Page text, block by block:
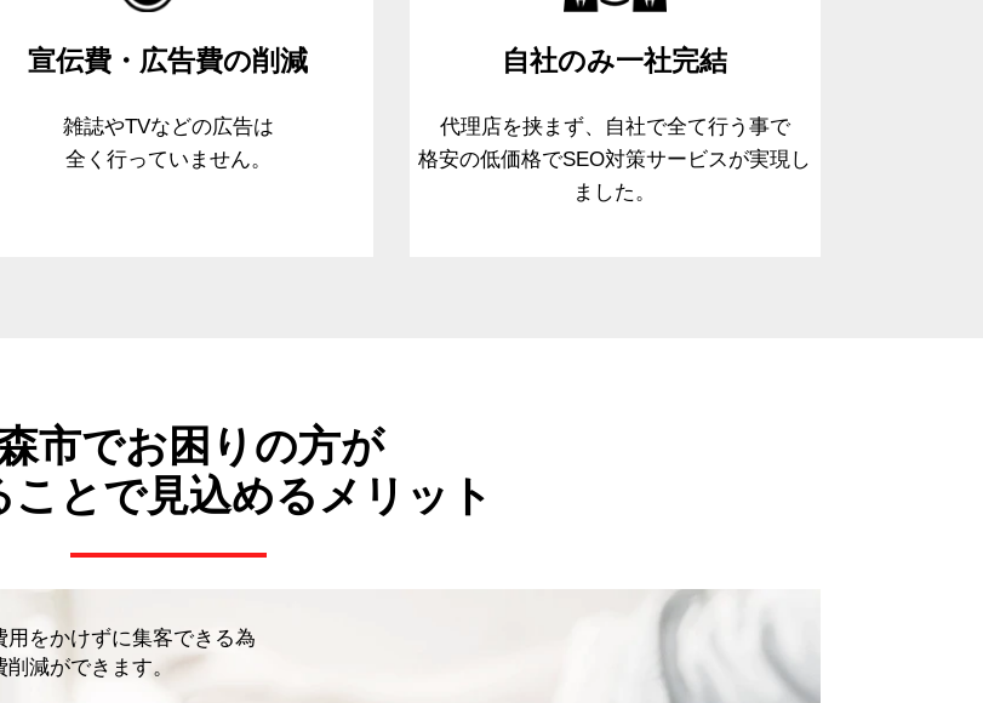
宣伝費・広告費の削減
雑誌やTVなどの広告は
全く行っていません。
自社のみ一社完結
代理店を挟まず、自社で全て行う事で
格安の低価格でSEO対策サービスが実現し
ました。
市でお困りの方が
ことで見込めるメリット
用をかけずに集客できる為
削減ができます。